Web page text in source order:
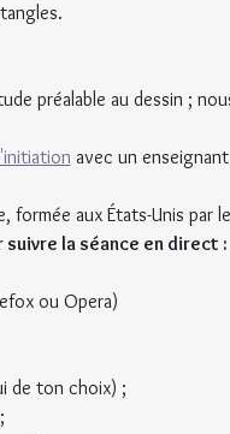
préalable au dessin ;
avec un
aux États-Unis par
la séance en direct :
ou Opera)
de ton choix) ;